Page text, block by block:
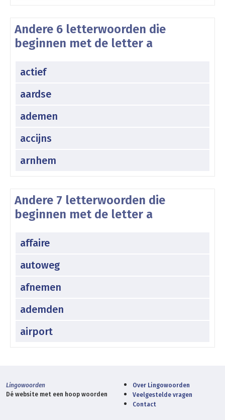
Andere 6 letterwoorden die
beginnen met de letter a
actief
aardse
ademen
accijns
arnhem
Andere 7 letterwoorden die
beginnen met de letter a
affaire
autoweg
afnemen
ademden
airport
Lingowoorden
Dé website met een hoop woorden
Over Lingowoorden
Veelgestelde vragen
Contact